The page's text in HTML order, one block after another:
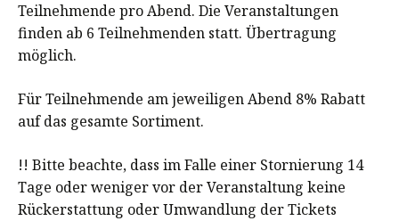
Teilnehmende pro Abend. Die Veranstaltungen
finden ab 6 Teilnehmenden statt. Übertragung
möglich.
Für Teilnehmende am jeweiligen Abend 8% Rabatt
auf das gesamte Sortiment.
!! Bitte beachte, dass im Falle einer Stornierung 14
Tage oder weniger vor der Veranstaltung keine
Rückerstattung oder Umwandlung der Tickets